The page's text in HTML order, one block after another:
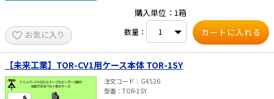
お気に入り
購入単位：1箱
数量：
【未来工業】TOR-CV1用ケース本体 TOR-1SY
注文コード
G4526
型番
TOR-1SY